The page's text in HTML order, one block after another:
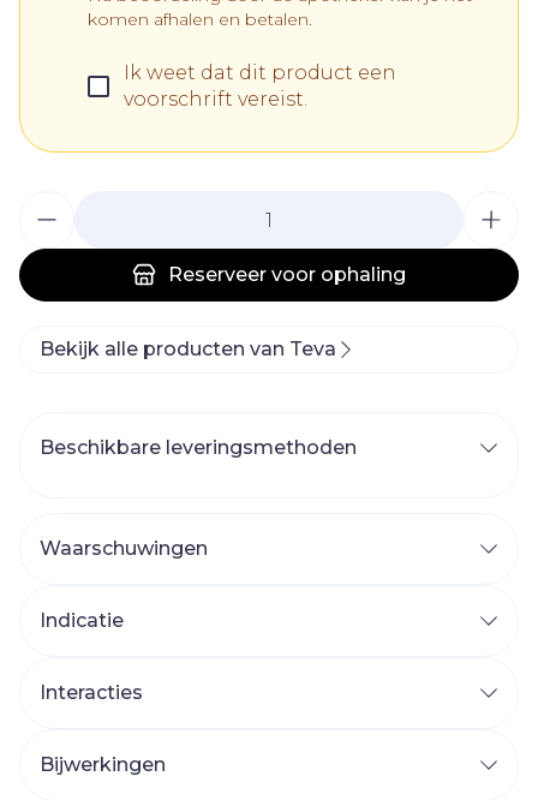
komen afhalen en betalen.
Ik weet dat dit product een
voorschrift vereist.
Reserveer voor ophaling
Bekijk alle producten van Teva
Beschikbare leveringsmethoden
Waarschuwingen
Indicatie
Interacties
Bijwerkingen